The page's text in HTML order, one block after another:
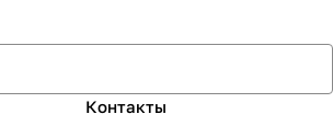
Контакты